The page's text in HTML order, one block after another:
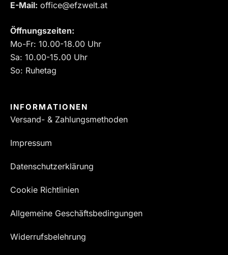
E-Mail: office@efzwelt.at
Öffnungszeiten:
Mo-Fr: 10.00-18.00 Uhr
Sa: 10.00-15.00 Uhr
So: Ruhetag
INFORMATIONEN
Versand- & Zahlungsmethoden
Impressum
Datenschutzerklärung
Cookie Richtlinien
Allgemeine Geschäftsbedingungen
Widerrufsbelehrung